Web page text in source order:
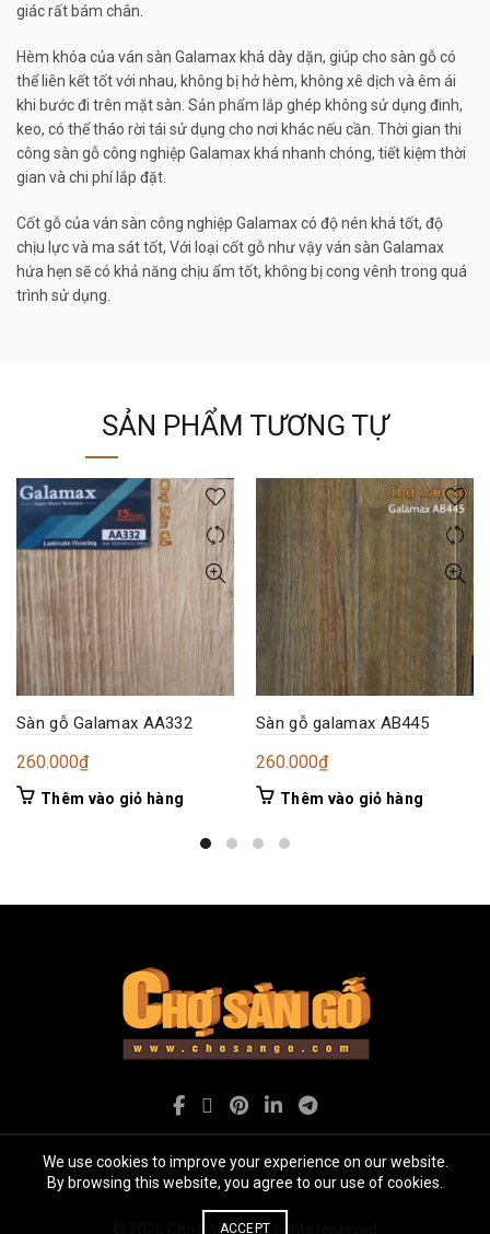
giác rất bám chân.
Hèm khóa của ván sàn Galamax khá dày dặn, giúp cho sàn gỗ có
thể liên kết tốt với nhau, không bị hở hèm, không xê dịch và êm ái
khi bước đi trên mặt sàn. Sản phẩm lắp ghép không sử dụng đinh,
keo, có thể tháo rời tái sử dụng cho nơi khác nếu cần. Thời gian thi
công sàn gỗ công nghiệp Galamax khá nhanh chóng, tiết kiệm thời
gian và chi phí lắp đặt.
Cốt gỗ của ván sàn công nghiệp Galamax có độ nén khá tốt, độ
chịu lực và ma sát tốt, Với loại cốt gỗ như vậy ván sàn Galamax
hứa hẹn sẽ có khả năng chịu ẩm tốt, không bị cong vênh trong quá
trình sử dụng.
SẢN PHẨM TƯƠNG TỰ
Sàn gỗ Galamax AA332
260.000₫
Thêm vào giỏ hàng
Sàn gỗ galamax AB445
260.000₫
Thêm vào giỏ hàng
Chợ Sàn gỗ. All rights reserved
We use cookies to improve your experience on our website.
By browsing this website, you agree to our use of cookies.
ACCEPT